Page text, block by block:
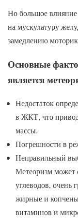
Но большое влияние
на мускулатуру
замедлению
Основные
является
Недостаток
в ЖКТ, что
массы.
Погрешности в
Неправильный
Метеоризм может
углеводов, очень
жирные и
витаминов и